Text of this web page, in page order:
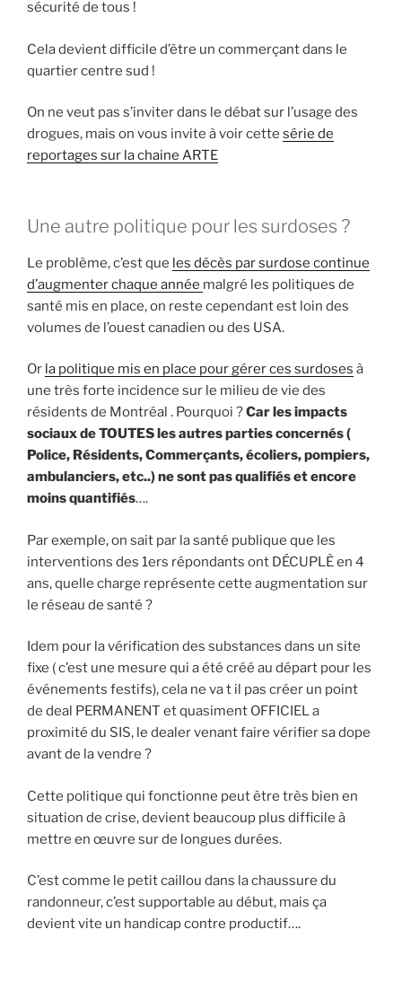
sécurité de tous !
Cela devient difficile d’être un commerçant dans le
quartier centre sud !
On ne veut pas s’inviter dans le débat sur l’usage des
drogues, mais on vous invite à voir cette série de
reportages sur la chaine ARTE
Une autre politique pour les surdoses ?
Le problème, c’est que les décès par surdose continue
d’augmenter chaque année malgré les politiques de
santé mis en place, on reste cependant est loin des
volumes de l’ouest canadien ou des USA.
Or la politique mis en place pour gérer ces surdoses à
une très forte incidence sur le milieu de vie des
résidents de Montréal . Pourquoi ?Car les impacts
sociaux de TOUTES les autres parties concernés (
Police, Résidents, Commerçants, écoliers, pompiers,
ambulanciers, etc..) ne sont pas qualifiés et encore
moins quantifiés….
Par exemple, on sait par la santé publique que les
interventions des 1ers répondants ont DÉCUPLÈ en 4
ans, quelle charge représente cette augmentation sur
le réseau de santé ?
Idem pour la vérification des substances dans un site
fixe ( c’est une mesure qui a été créé au départ pour les
événements festifs), cela ne va t il pas créer un point
de deal PERMANENT et quasiment OFFICIEL a
proximité du SIS, le dealer venant faire vérifier sa dope
avant de la vendre ?
Cette politique qui fonctionne peut être très bien en
situation de crise, devient beaucoup plus difficile à
mettre en œuvre sur de longues durées.
C’est comme le petit caillou dans la chaussure du
randonneur, c’est supportable au début, mais ça
devient vite un handicap contre productif….